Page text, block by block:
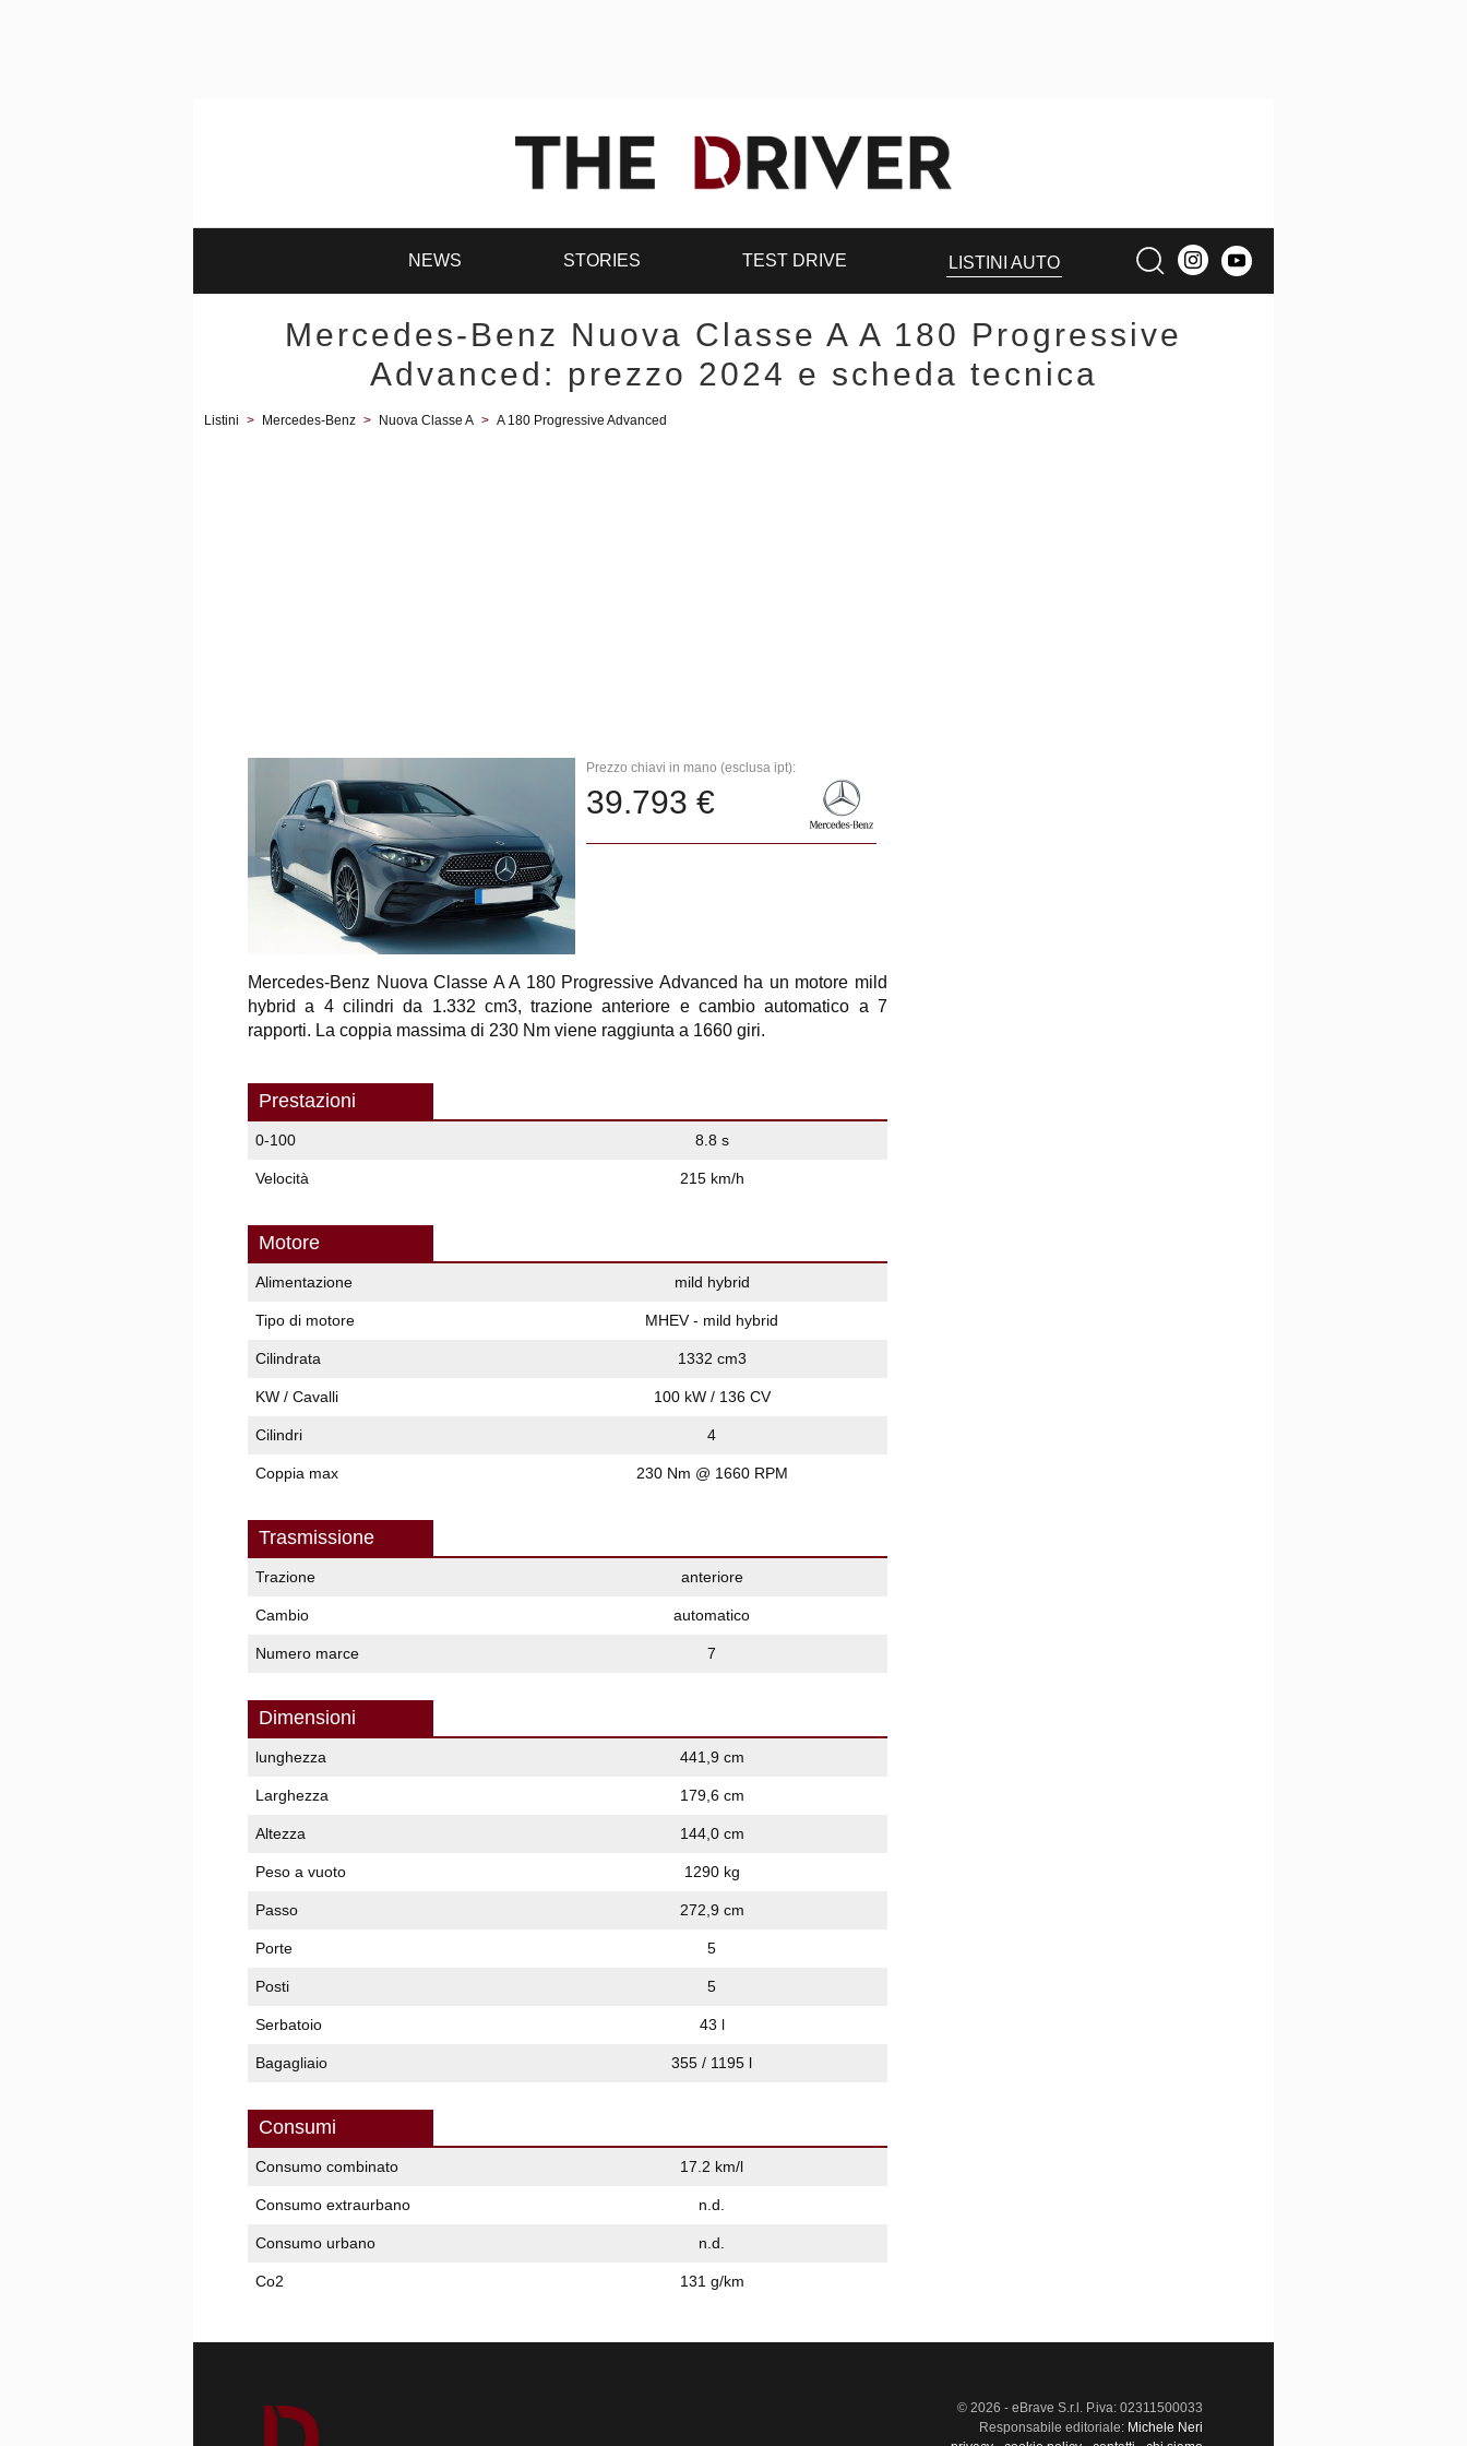
NEWS STORIES TEST DRIVE LISTINI AUTO
Mercedes-Benz Nuova Classe A A 180 Progressive
Advanced: prezzo 2024 e scheda tecnica
Listini > Mercedes-Benz > Nuova Classe A > A 180 Progressive Advanced
Prezzo chiavi in mano (esclusa ipt):
39.793 €
Mercedes-Benz Nuova Classe A A 180 Progressive Advanced ha un motore mild
hybrid a 4 cilindri da 1.332 cm3, trazione anteriore e cambio automatico a 7
rapporti. La coppia massima di 230 Nm viene raggiunta a 1660 giri.
Prestazioni
0-100 8.8 s
Velocità 215 km/h
Motore
Alimentazione mild hybrid
Tipo di motore MHEV - mild hybrid
Cilindrata 1332 cm3
KW / Cavalli 100 kW / 136 CV
Cilindri 4
Coppia max 230 Nm @ 1660 RPM
Trasmissione
Trazione anteriore
Cambio automatico
Numero marce 7
Dimensioni
lunghezza 441,9 cm
Larghezza 179,6 cm
Altezza 144,0 cm
Peso a vuoto 1290 kg
Passo 272,9 cm
Porte 5
Posti 5
Serbatoio 43 l
Bagagliaio 355 / 1195 l
Consumi
Consumo combinato 17.2 km/l
Consumo extraurbano n.d.
Consumo urbano n.d.
Co2 131 g/km
© 2026 - eBrave S.r.l. P.iva: 02311500033
Responsabile editoriale: Michele Neri